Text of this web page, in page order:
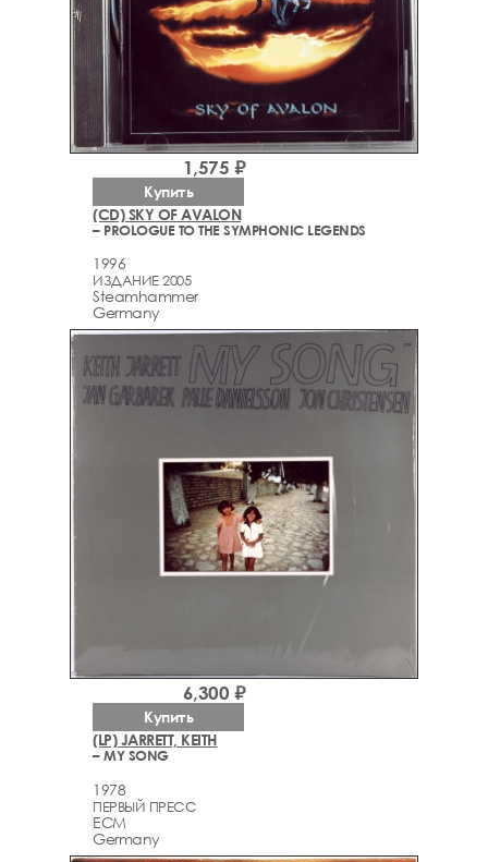
(CD) SKY OF AVALON
– PROLOGUE TO THE SYMPHONIC LEGENDS
1996
ИЗДАНИЕ 2005
Steamhammer
Germany
1,575 ₽
Купить
(LP) JARRETT, KEITH
– MY SONG
1978
ПЕРВЫЙ ПРЕСС
ECM
Germany
6,300 ₽
Купить